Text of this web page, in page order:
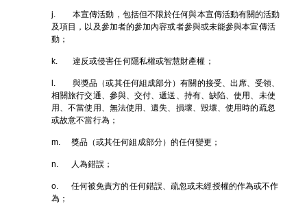
j. 本宣傳活動，包括但不限於任何與本宣傳活動有關的活動
及項目，以及參加者的參加內容或者參與或未能參與本宣傳活
動；
k. 違反或侵害任何隱私權或智慧財產權；
l. 與獎品（或其任何組成部分）有關的接受、出席、受領、
相關旅行交通、參與、 交付、遞送、持有、缺陷、使用、未使
用、不當使用、無法使用、遺失、損壞、毀壞、使用時的疏忽
或故意不當行為；
m. 獎品（或其任何組成部分）的任何變更；
n. 人為錯誤；
o. 任何被免責方的任何錯誤、疏忽或未經授權的作為或不作
為；